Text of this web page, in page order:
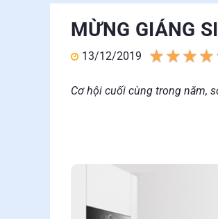
MỪNG GIÁNG
13/12/2019
Cơ hội cuối cùng trong năm,